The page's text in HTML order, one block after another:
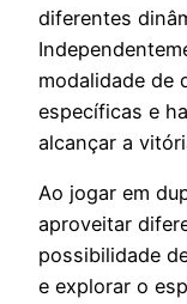
diferentes
modalidade de
específicas e
alcançar a
Ao jogar em
aproveitar
possibilidade
e explorar o